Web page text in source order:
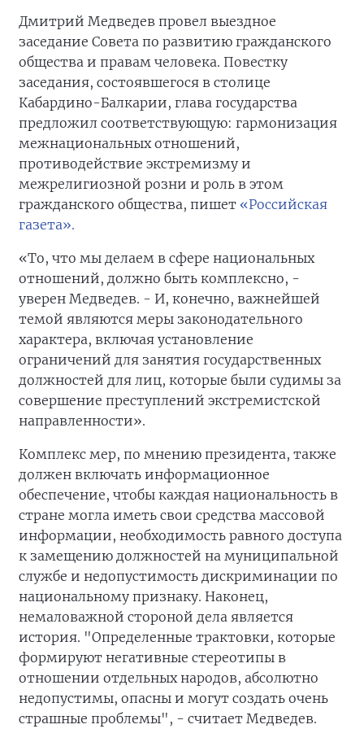
Дмитрий Медведев провел выездное
заседание Совета по развитию гражданского
общества и правам человека. Повестку
заседания, состоявшегося в столице
Кабардино-Балкарии, глава государства
предложил соответствующую: гармонизация
межнациональных отношений,
противодействие экстремизму и
межрелигиозной розни и роль в этом
гражданского общества, пишет «Российская
газета».
«То, что мы делаем в сфере национальных
отношений, должно быть комплексно, -
уверен Медведев. - И, конечно, важнейшей
темой являются меры законодательного
характера, включая установление
ограничений для занятия государственных
должностей для лиц, которые были судимы за
совершение преступлений экстремистской
направленности».
Комплекс мер, по мнению президента, также
должен включать информационное
обеспечение, чтобы каждая национальность в
стране могла иметь свои средства массовой
информации, необходимость равного доступа
к замещению должностей на муниципальной
службе и недопустимость дискриминации по
национальному признаку. Наконец,
немаловажной стороной дела является
история. "Определенные трактовки, которые
формируют негативные стереотипы в
отношении отдельных народов, абсолютно
недопустимы, опасны и могут создать очень
страшные проблемы", - считает Медведев.